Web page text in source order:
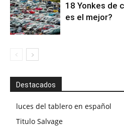
18 Yonkes de
es el mejor?
Destacados
luces del tablero en español
Titulo Salvage